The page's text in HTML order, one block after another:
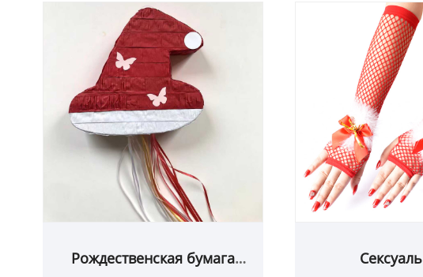
Рождественская бумага